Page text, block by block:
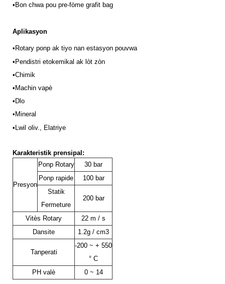
• Bon chwa pou pre-fòme grafit bag
Aplikasyon
• Rotary ponp ak tiyo nan estasyon pouvwa
•Pendistri etokemikal ak lòt zòn
•Chimik
• Machin vapè
•Dlo
•Mineral
• Lwil oliv., Elatriye
Karakteristik prensipal:
Presyon
Ponp Rotary
30 bar
Ponp rapide
100 bar
Statik
Fermeture
200 bar
Vitès Rotary
22 m / s
Dansite
1.2g / cm3
Tanperati
-200 ~ + 550
° C
PH valè
0 ~ 14